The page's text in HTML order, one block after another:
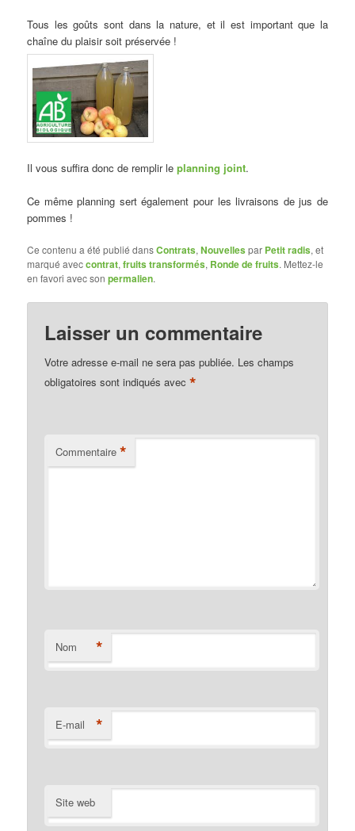
Tous les goûts sont dans la nature, et il est important que la
chaîne du plaisir soit préservée !
Il vous suffira donc de remplir leplanning joint.
Ce même planning sert également pour les livraisons de jus de
pommes !
Ce contenu a été publié dansContrats,Nouvellespar Petit radis, et
marqué aveccontrat,fruits transformés, Ronde de fruits. Mettez-le
en favori avec sonpermalien.
Laisser un commentaire
Votre adresse e-mail ne sera pas publiée. Les champs
obligatoires sont indiqués avec*
Commentaire *
Nom *
E-mail *
Site web